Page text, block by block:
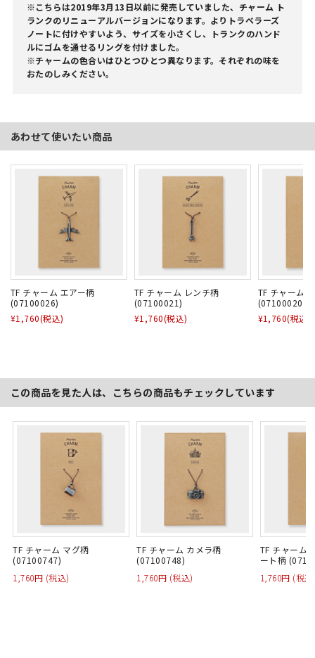
※こちらは2019年3月13日以前に発売していました、チャーム ト
ランクのリニューアルバージョンになります。よりトラベラーズ
ノートに付けやすいよう、サイズを小さくし、トランクのハンド
ルにゴムを通せるリングを付けました。
※チャームの色合いはひとつひとつ異なります。それぞれの味を
おたのしみください。
あわせて使いたい商品
TF チャーム エアー柄
(07100026)
¥1,760(税込)
TF チャーム レンチ柄
(07100021)
¥1,760(税込)
TF チャーム
(07100020)
¥1,760(税込)
この商品を見た人は、こちらの商品もチェックしています
TF チャーム マグ柄
(07100747)
1,760円 (税込)
TF チャーム カメラ柄
(07100748)
1,760円 (税込)
TF チャーム
ート柄
1,760円 (税